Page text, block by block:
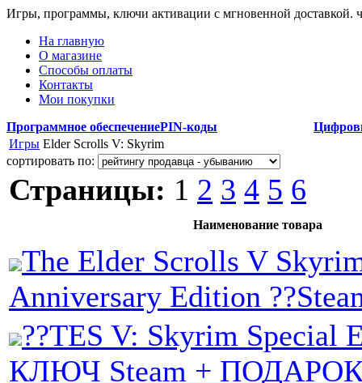
Игры, программы, ключи активации с мгновенной доставкой.
На главную
О магазине
Способы оплаты
Контакты
Мои покупки
Программное обеспечениеPIN-коды
Игры Elder Scrolls V: Skyrim
сортировать по:
Страницы: 1 2 3 4 5 6
Наименование товара
The Elder Scrolls V
Anniversary Edition
??TES V: Skyrim Special
КЛЮЧ Steam +